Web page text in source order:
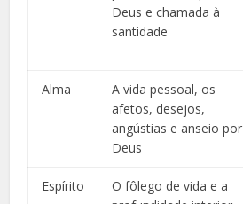
Deus e chamada à
santidade
Alma
A vida pessoal, os
afetos, desejos,
angústias e anseio por
Deus
Espírito
O fôlego de vida e a